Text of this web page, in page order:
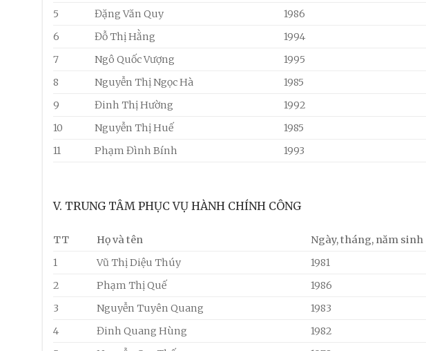
5
Đặng Văn Quy 1986
6
Đỗ Thị Hằng 1994
7
Ngô Quốc Vượng 1995
8
Nguyễn Thị Ngọc Hà 1985
9
Đinh Thị Hường 1992
10
Nguyễn Thị Huế 1985
11
Phạm Đình Bính 1993
V. TRUNG TÂM PHỤC VỤ HÀNH CHÍNH CÔNG
TT Họ và tên Ngày, tháng, năm sinh
1
Vũ Thị Diệu Thúy 1981
2
Phạm Thị Quế 1986
3
Nguyễn Tuyên Quang 1983
4
Đinh Quang Hùng 1982